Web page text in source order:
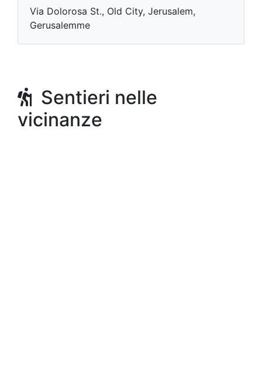
Via Dolorosa St., Old City, Jerusalem,
Gerusalemme
Sentieri nelle
vicinanze